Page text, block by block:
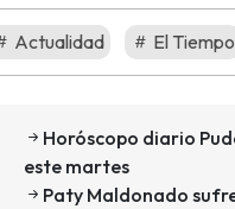
Actualidad El Tiempo
Horóscopo diario
este martes
Paty Maldonado